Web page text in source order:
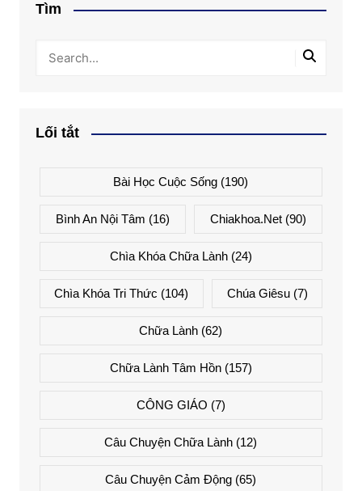
Tìm
Lối tắt
Bài Học Cuộc Sống (190)
Bình An Nội Tâm (16) Chiakhoa.net (90)
Chìa Khóa Chữa Lành(24)
Chìa Khóa Tri Thức (104) Chúa Giêsu(7)
Chữa Lành (62)
Chữa Lành Tâm Hồn(157)
CÔNG GIÁO (7)
Câu Chuyện Chữa Lành (12)
Câu Chuyện Cảm Động (65)